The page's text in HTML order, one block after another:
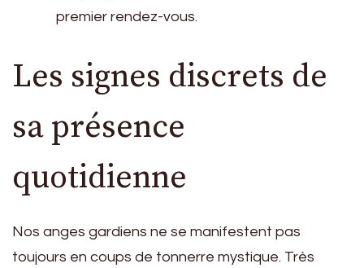
premier rendez-vous.
Les signes discrets de
sa présence
quotidienne
Nos anges gardiens ne se manifestent pas
toujours en coups de tonnerre mystique. Très